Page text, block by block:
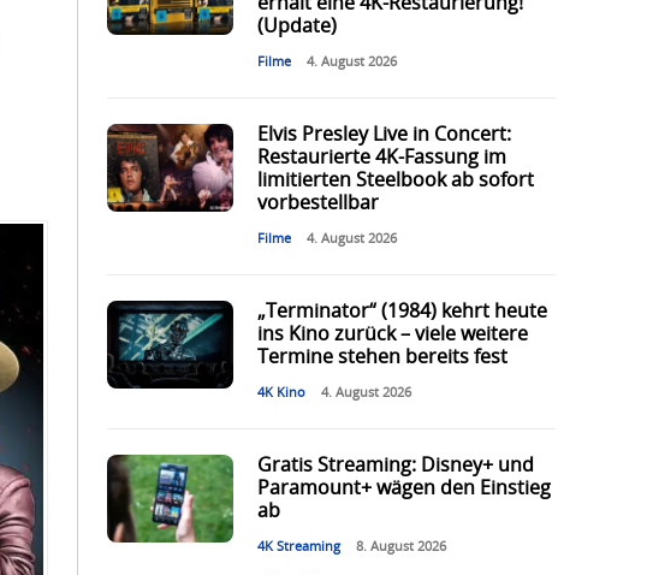
(Update)
Filme 4. August 2026
Elvis Presley Live in Concert:
Restaurierte 4K-Fassung im
limitierten Steelbook ab sofort
vorbestellbar
Filme 4. August 2026
„Terminator“ (1984) kehrt heute
ins Kino zurück – viele weitere
Termine stehen bereits fest
4K Kino 4. August 2026
Gratis Streaming: Disney+ und
Paramount+ wägen den Einstieg
ab
4K Streaming 8. August 2026